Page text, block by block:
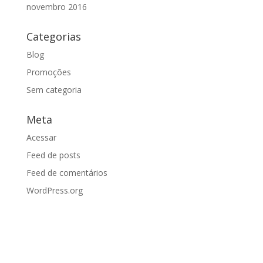
novembro 2016
Categorias
Blog
Promoções
Sem categoria
Meta
Acessar
Feed de posts
Feed de comentários
WordPress.org